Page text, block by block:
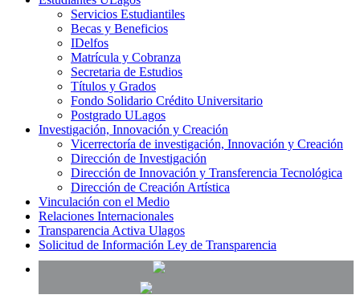
Servicios Estudiantiles
Becas y Beneficios
IDelfos
Matrícula y Cobranza
Secretaria de Estudios
Títulos y Grados
Fondo Solidario Crédito Universitario
Postgrado ULagos
Investigación, Innovación y Creación
Vicerrectoría de investigación, Innovación y Creación
Dirección de Investigación
Dirección de Innovación y Transferencia Tecnológica
Dirección de Creación Artística
Vinculación con el Medio
Relaciones Internacionales
Transparencia Activa Ulagos
Solicitud de Información Ley de Transparencia